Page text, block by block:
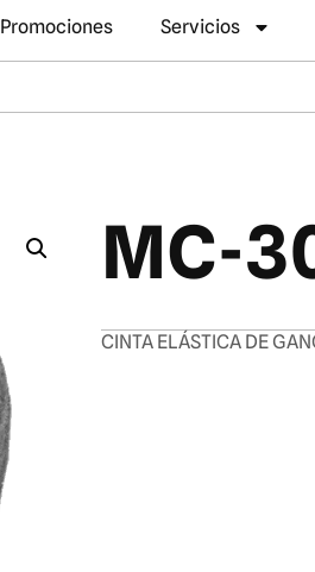
Promociones Servicios
MC-
CINTA ELÁSTICA DE